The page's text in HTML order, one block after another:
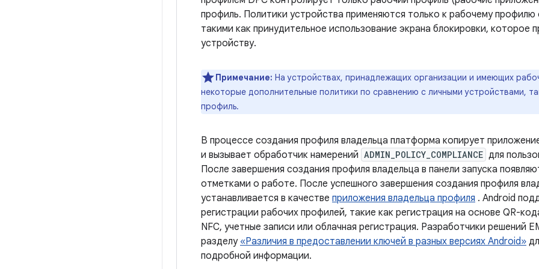
профиль. Политики устройства применяются только к рабочему
такими как принудительное использование экрана блокировки, которое
устройству.
Примечание: На устройствах, принадлежащих организации и имеющих
некоторые дополнительные политики по сравнению с личными устройствами,
профиль.
В процессе создания профиля владельца платформа копирует
и вызывает обработчик намерений ADMIN_POLICY_COMPLIANCE для
После завершения создания профиля владельца в панели запуска
отметками о работе. После успешного завершения создания профиля
устанавливается в качестве приложения владельца профиля . Android
регистрации рабочих профилей, такие как регистрация на основе QR-
NFC, учетные записи или облачная регистрация. Разработчики решений
разделу «Различия в предоставлении ключей в разных версиях Android»
подробной информации.